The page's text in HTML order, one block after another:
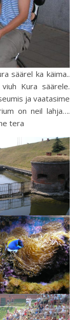
säärel ka käima..
viuh Kura säärele.
ja vaatasime
on neil lahja….
tera